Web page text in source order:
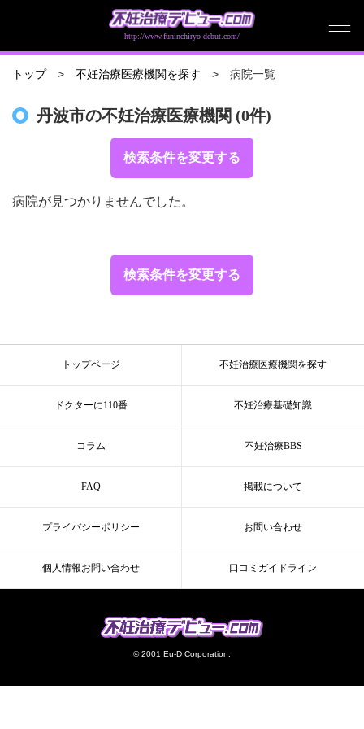
http://www.funinchiryo-debut.com/
トップ 不妊治療医療機関を探す 病院一覧
検索条件を変更する
丹波市の不妊治療医療機関 (0件)
検索条件を変更する
病院が見つかりませんでした。
トップページ 不妊治療医療機関を探す
ドクターに110番 不妊治療基礎知識
コラム 不妊治療BBS
FAQ 掲載について
プライバシーポリシー お問い合わせ
個人情報お問い合わせ 口コミガイドライン
© 2001 Eu-D Corporation.